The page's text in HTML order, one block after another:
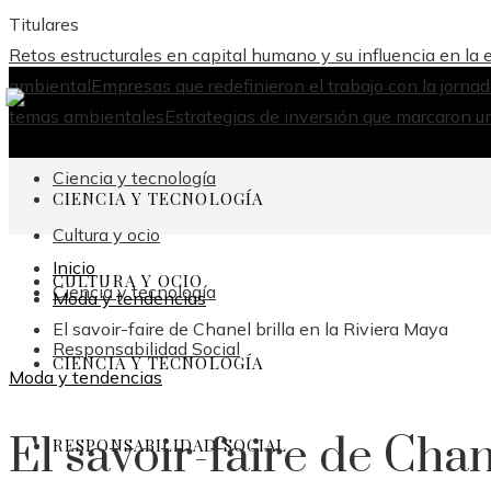
Titulares
Retos estructurales en capital humano y su influencia en la
ambientalEmpresas que redefinieron el trabajo con la
temas ambientalesEstrategias de inversión que marcaron
Ciencia y tecnología
Cultura y ocio
Ciencia y tecnología
Responsabilidad Social
CIENCIA Y TECNOLOGÍA
CULTURA Y OCIO
CIENCIA Y TECNOLOGÍA
RESPONSABILIDAD SOCIAL
Inicio
Moda y tendencias
El savoir-faire de Chanel brilla en la Riviera Maya
Moda y tendencias
El savoir-faire de